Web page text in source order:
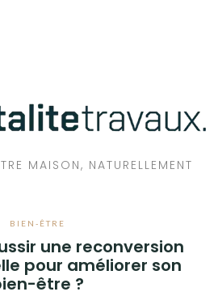
MAISON, NATURELLEMENT
BIEN-ÊTRE
une reconversion
pour améliorer son
être ?